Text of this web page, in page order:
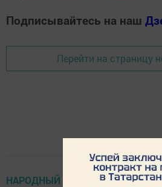
Подписывайтесь на наш
Перейти на страницу
НАРОДНЫЙ КАЛЕНДАРЬ